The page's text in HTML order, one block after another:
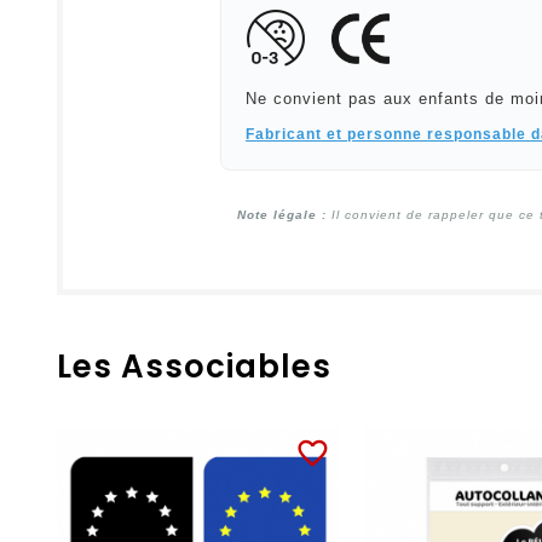
Ne convient pas aux enfants de
Fabricant et personne responsable
Note légale : Il convient de rappeler que ce
Les Associables
favorite_border